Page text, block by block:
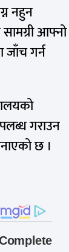
नहुन
आफ्नो
जाँच गर्न
गराउन
छ ।